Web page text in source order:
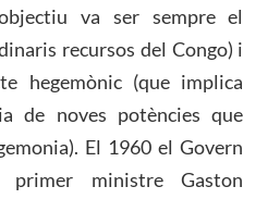
va ser sempre el
recursos del Congo) i
hegemònic (que implica
de noves potències que
El 1960 el Govern
ministre Gaston